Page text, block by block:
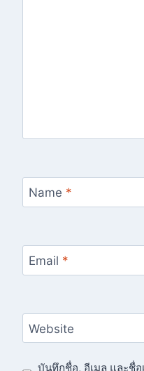
Name *
Email *
Website
บันทึกชื่อ, อีเมล และชื่